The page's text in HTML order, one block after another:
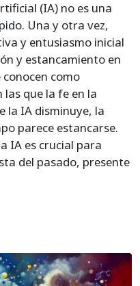
(IA) no es una
Una y otra vez,
y entusiasmo inicial
y estancamiento en
como
las que la fe en la
la IA disminuye, la
parece estancarse.
IA es crucial para
del pasado, presente